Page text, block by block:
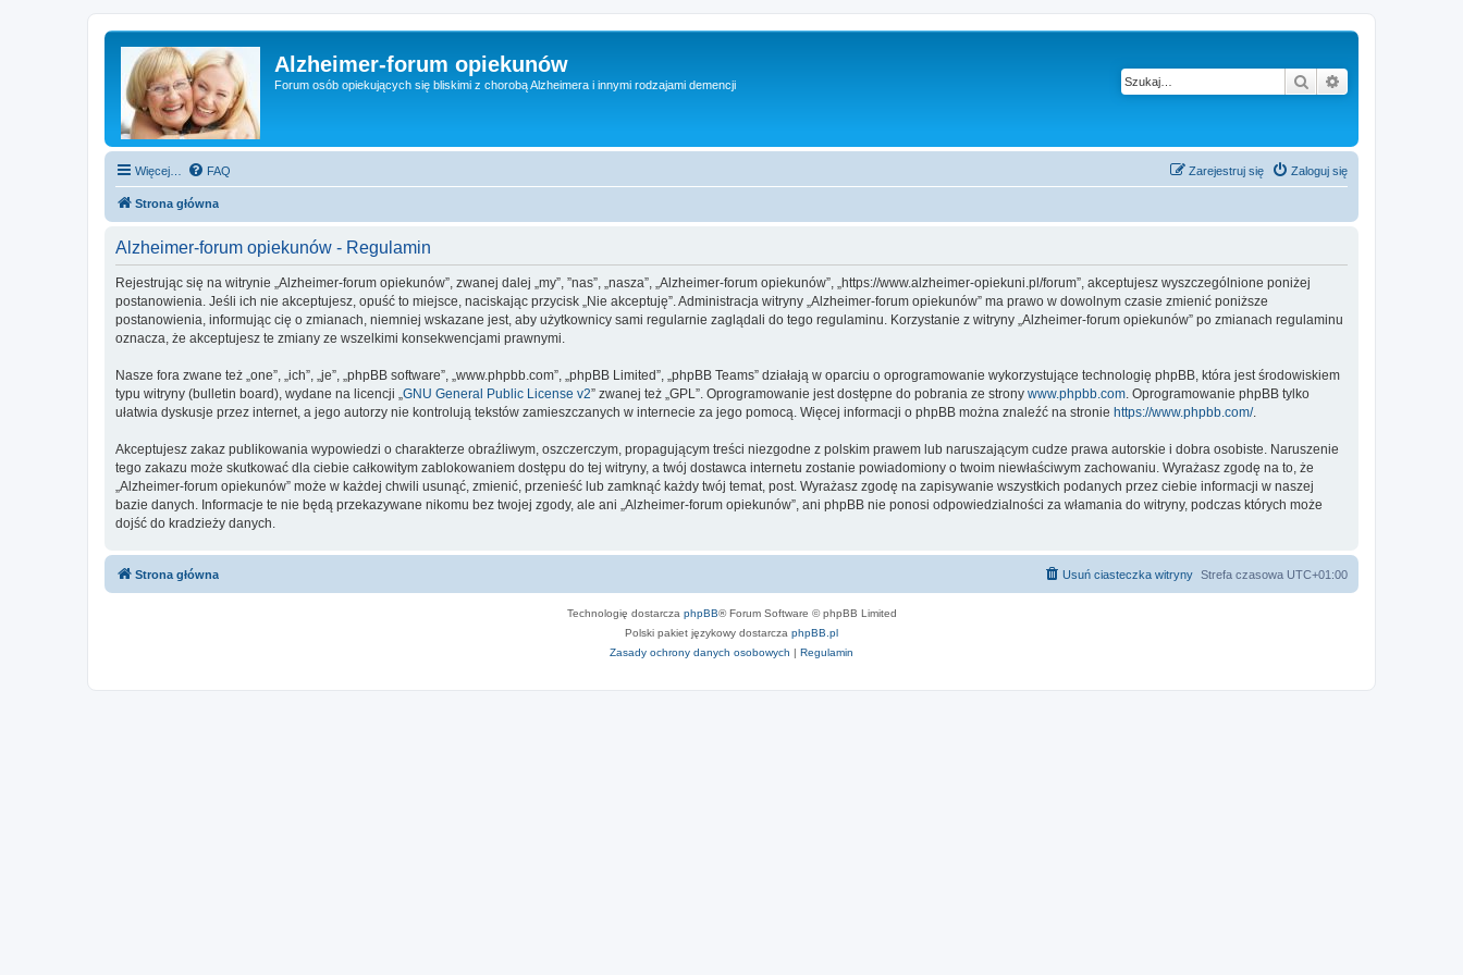
Alzheimer-forum opiekunów
Forum osób opiekujących się bliskimi z chorobą Alzheimera i innymi rodzajami demencji Szukaj
Więcej… FAQ Zaloguj się
Zarejestruj się
Strona główna
Alzheimer-forum opiekunów - Regulamin
Rejestrując się na witrynie „Alzheimer-forum opiekunów”, zwanej dalej „my”, ”nas”, „nasza”, „Alzheimer-forum opiekunów”, „https://www.alzheimer-opiekuni.pl/forum”, akceptujesz wyszczególnione poniżej
postanowienia. Jeśli ich nie akceptujesz, opuść to miejsce, naciskając przycisk „Nie akceptuję”. Administracja witryny „Alzheimer-forum opiekunów” ma prawo w dowolnym czasie zmienić poniższe
postanowienia, informując cię o zmianach, niemniej wskazane jest, aby użytkownicy sami regularnie zaglądali do tego regulaminu. Korzystanie z witryny „Alzheimer-forum opiekunów” po zmianach regulaminu
oznacza, że akceptujesz te zmiany ze wszelkimi konsekwencjami prawnymi.
Nasze fora zwane też „one”, „ich”, „je”, „phpBB software”, „www.phpbb.com”, „phpBB Limited”, „phpBB Teams” działają w oparciu o oprogramowanie wykorzystujące technologię phpBB, która jest środowiskiem
typu witryny (bulletin board), wydane na licencji „GNU General Public License v2” zwanej też „GPL”. Oprogramowanie jest dostępne do pobrania ze strony www.phpbb.com. Oprogramowanie phpBB tylko
ułatwia dyskusje przez internet, a jego autorzy nie kontrolują tekstów zamieszczanych w internecie za jego pomocą. Więcej informacji o phpBB można znaleźć na stronie https://www.phpbb.com/.
Akceptujesz zakaz publikowania wypowiedzi o charakterze obraźliwym, oszczerczym, propagującym treści niezgodne z polskim prawem lub naruszającym cudze prawa autorskie i dobra osobiste. Naruszenie
tego zakazu może skutkować dla ciebie całkowitym zablokowaniem dostępu do tej witryny, a twój dostawca internetu zostanie powiadomiony o twoim niewłaściwym zachowaniu. Wyrażasz zgodę na to, że
„Alzheimer-forum opiekunów” może w każdej chwili usunąć, zmienić, przenieść lub zamknąć każdy twój temat, post. Wyrażasz zgodę na zapisywanie wszystkich podanych przez ciebie informacji w naszej
bazie danych. Informacje te nie będą przekazywane nikomu bez twojej zgody, ale ani „Alzheimer-forum opiekunów”, ani phpBB nie ponosi odpowiedzialności za włamania do witryny, podczas których może
dojść do kradzieży danych.
Strona główna Strefa czasowa UTC+01:00
Usuń ciasteczka witryny
Technologię dostarcza phpBB® Forum Software © phpBB Limited
Polski pakiet językowy dostarcza phpBB.pl
Zasady ochrony danych osobowych | Regulamin